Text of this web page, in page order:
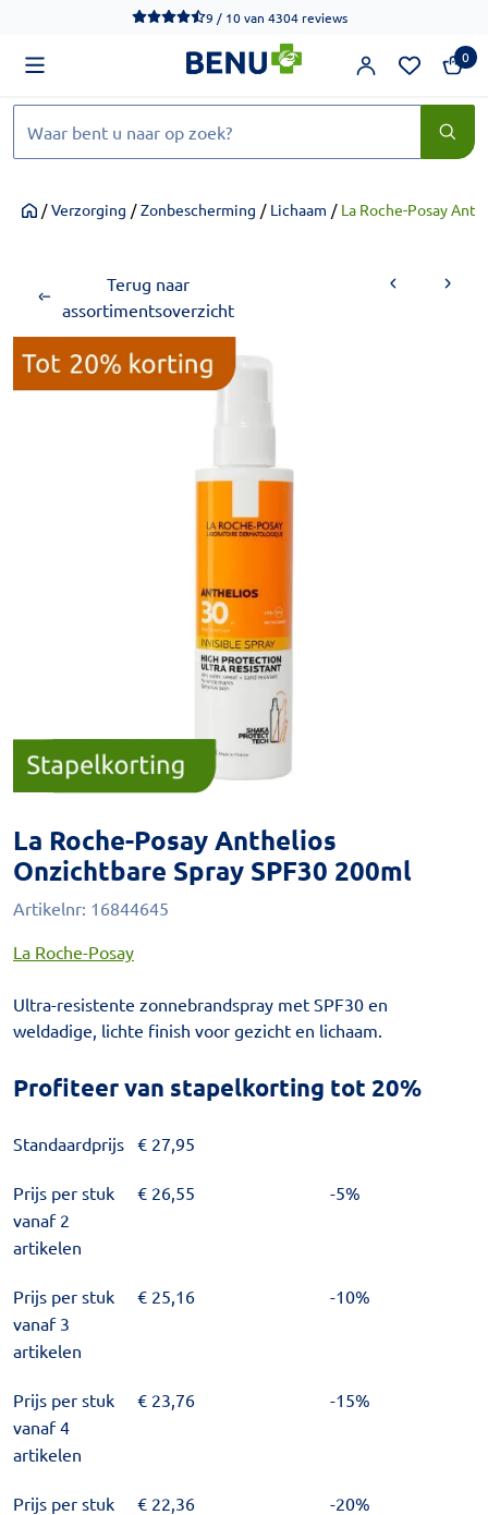
We werken momenteel hard aan het verbeteren van de
9 / 10van 4304 reviews
0
Home/ Verzorging / Zonbescherming / Lichaam / La Roche-Posay
Terug naar
assortimentsoverzicht
La Roche-Posay Anthelios
Onzichtbare Spray SPF30 200ml
Artikelnr: 16844645
La Roche-Posay
Ultra-resistente zonnebrandspray met SPF30 en
weldadige, lichte finish voor gezicht en lichaam.
Profiteer van stapelkorting tot 20%
Standaardprijs € 27,95
Prijs per stuk
vanaf 2
artikelen
€ 26,55 -5%
Prijs per stuk
vanaf 3
artikelen
€ 25,16 -10%
Prijs per stuk
vanaf 4
artikelen
€ 23,76 -15%
Prijs per stuk
€ 22,36 -20%